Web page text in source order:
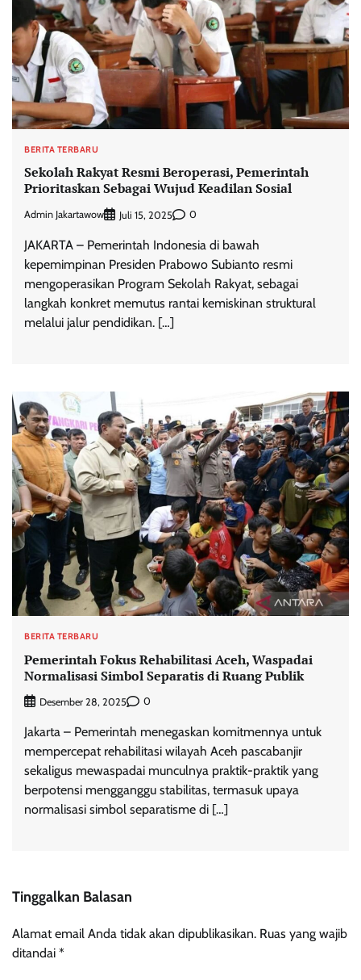
BERITA TERBARU
Sekolah Rakyat Resmi Beroperasi, Pemerintah
Prioritaskan Sebagai Wujud Keadilan Sosial
Admin Jakartawow Juli 15, 2025 0
JAKARTA – Pemerintah Indonesia di bawah
kepemimpinan Presiden Prabowo Subianto resmi
mengoperasikan Program Sekolah Rakyat, sebagai
langkah konkret memutus rantai kemiskinan struktural
melalui jalur pendidikan. […]
BERITA TERBARU
Pemerintah Fokus Rehabilitasi Aceh, Waspadai
Normalisasi Simbol Separatis di Ruang Publik
Desember 28, 2025 0
Jakarta – Pemerintah menegaskan komitmennya untuk
mempercepat rehabilitasi wilayah Aceh pascabanjir
sekaligus mewaspadai munculnya praktik-praktik yang
berpotensi mengganggu stabilitas, termasuk upaya
normalisasi simbol separatisme di […]
Tinggalkan Balasan
Alamat email Anda tidak akan dipublikasikan. Ruas yang wajib
ditandai *